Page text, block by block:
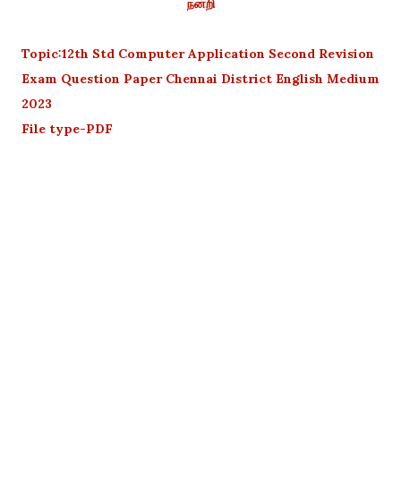
நன்றி
Topic:12th Std Computer Application Second Revision
Exam Question Paper Chennai District English Medium
2023
File type-PDF